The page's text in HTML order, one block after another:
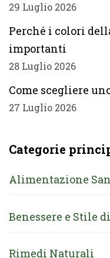
29 Luglio 2026
Perché i colori
importanti
28 Luglio 2026
Come scegliere
27 Luglio 2026
Categorie
Alimentazione
Benessere e Stile
Rimedi Naturali